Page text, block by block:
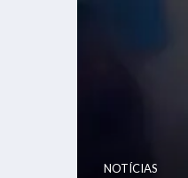
NOTÍCIAS